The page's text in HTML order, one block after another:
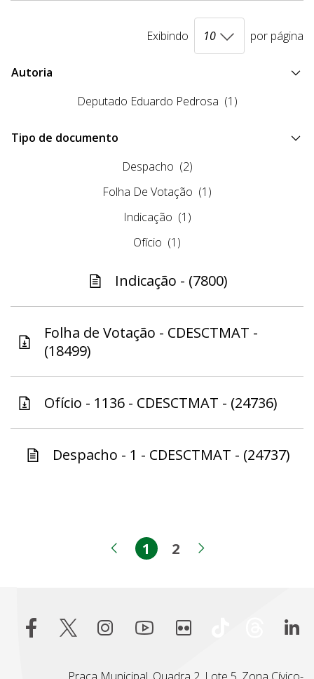
Exibindo por página
Autoria
Deputado Eduardo Pedrosa (1)
Tipo de documento
Despacho (2)
Folha De Votação (1)
Indicação (1)
Ofício (1)
Indicação - (7800)
Folha de Votação - CDESCTMAT -
(18499)
Ofício - 1136 - CDESCTMAT - (24736)
Despacho - 1 - CDESCTMAT - (24737)
Página anterior
Página
1 Página
2